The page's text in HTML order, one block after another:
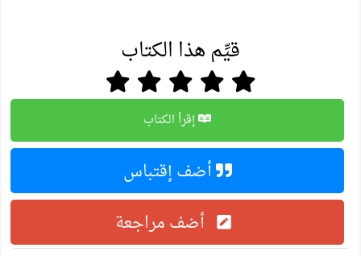
قيِّم هذا الكتاب
إقرأ الكتاب
أضف إقتباس
أضف مراجعة